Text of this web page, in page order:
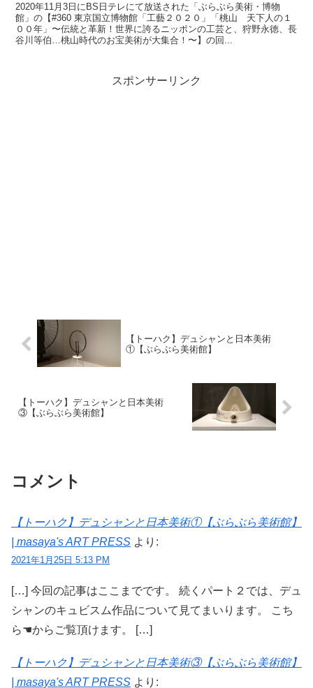
2020年11月3日にBS日テレにて放送された「ぶらぶら美術・博物
館」の【#360 東京国立博物館「工藝２０２０」「桃山 天下人の１
００年」〜伝統と革新！世界に誇るニッポンの工芸と、狩野永徳、長
谷川等伯…桃山時代のお宝美術が大集合！〜】の回...
スポンサーリンク
【トーハク】デュシャンと日本美術
①【ぶらぶら美術館】
【トーハク】デュシャンと日本美術
③【ぶらぶら美術館】
コメント
【トーハク】デュシャンと日本美術①【ぶらぶら美術館】
| masaya's ART PRESS より:
2021年1月25日 5:13 PM
[…] 今回の記事はここまでです。 続くパート２では、デュ
シャンのキュビスム作品について見てまいります。 こち
ら☚からご覧頂けます。 […]
【トーハク】デュシャンと日本美術③【ぶらぶら美術館】
| masaya's ART PRESS より: